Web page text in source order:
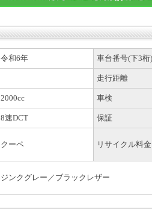
令和6年 車台番号(下3桁)
走行距離
2000cc 車検
8速DCT 保証
クーペ リサイクル料金
ジンクグレー／ブラックレザー